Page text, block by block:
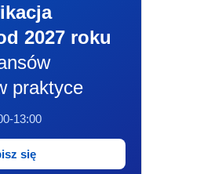
2027 roku
praktyce
13:00
się